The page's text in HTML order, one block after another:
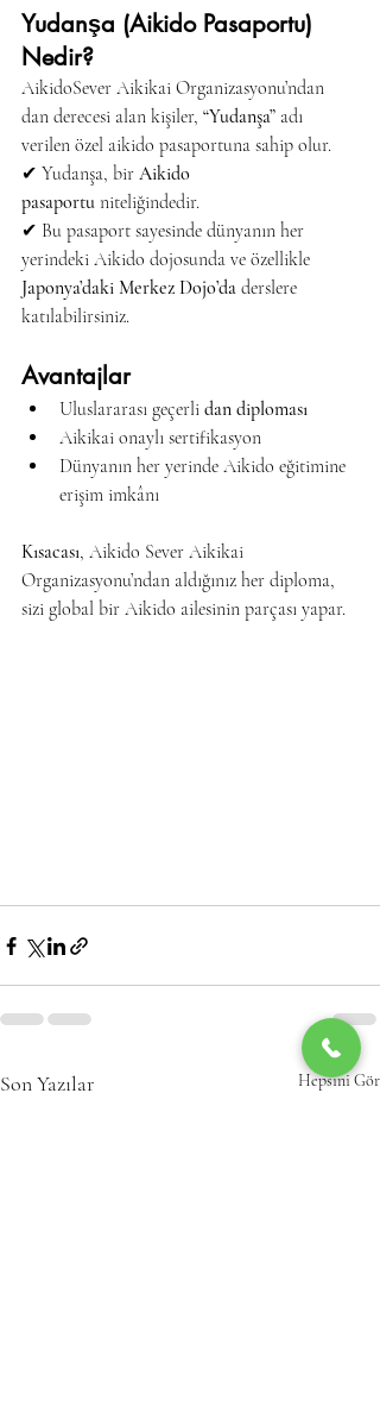
Yudanşa (Aikido Pasaportu)
Nedir?
AikidoSever Aikikai Organizasyonu’ndan
dan derecesi alan kişiler, “Yudanşa” adı
verilen özel aikido pasaportuna sahip olur.
✔ Yudanşa, bir Aikido
pasaportu niteliğindedir.
✔ Bu pasaport sayesinde dünyanın her
yerindeki Aikido dojosunda ve özellikle
Japonya’daki Merkez Dojo’da derslere
katılabilirsiniz.
Avantajlar
Uluslararası geçerli dan diploması
Aikikai onaylı sertifikasyon
Dünyanın her yerinde Aikido eğitimine
erişim imkânı
Kısacası, Aikido Sever Aikikai
Organizasyonu’ndan aldığınız her diploma,
sizi global bir Aikido ailesinin parçası yapar.
Son Yazılar Hepsini Gör